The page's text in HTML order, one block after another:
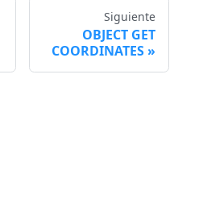
Siguiente
OBJECT GET
COORDINATES